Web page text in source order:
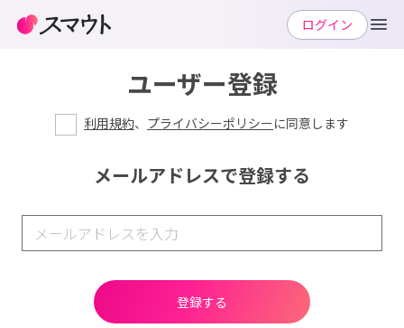
ユーザー登録
利用規約、 プライバシーポリシーに同意します
メールアドレスで登録する
ログイン